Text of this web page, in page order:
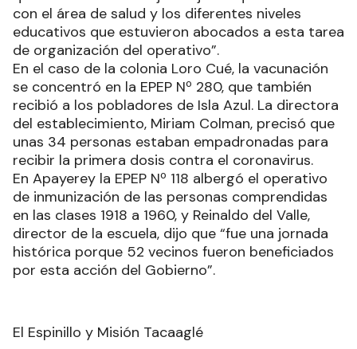
con el área de salud y los diferentes niveles
educativos que estuvieron abocados a esta tarea
de organización del operativo”.
En el caso de la colonia Loro Cué, la vacunación
se concentró en la EPEP Nº 280, que también
recibió a los pobladores de Isla Azul. La directora
del establecimiento, Miriam Colman, precisó que
unas 34 personas estaban empadronadas para
recibir la primera dosis contra el coronavirus.
En Apayerey la EPEP Nº 118 albergó el operativo
de inmunización de las personas comprendidas
en las clases 1918 a 1960, y Reinaldo del Valle,
director de la escuela, dijo que “fue una jornada
histórica porque 52 vecinos fueron beneficiados
por esta acción del Gobierno”.
El Espinillo y Misión Tacaaglé